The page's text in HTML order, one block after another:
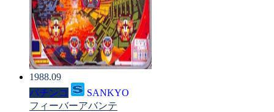
1988.09
パチンコ
SANKYO
フィーバーアバンテ